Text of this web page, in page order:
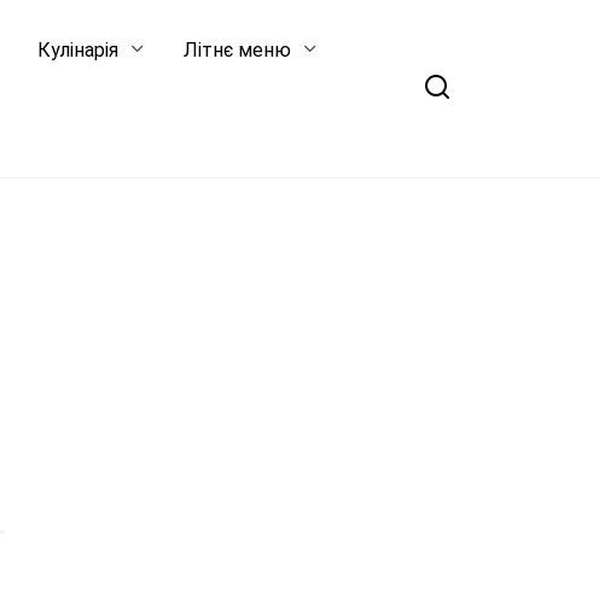
Кулінарія Літнє меню